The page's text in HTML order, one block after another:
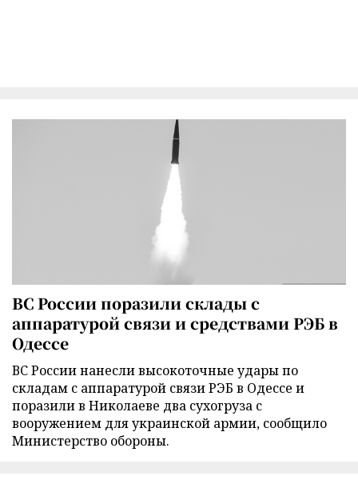
ВС России поразили склады с
аппаратурой связи и средствами РЭБ в
Одессе
ВС России нанесли высокоточные удары по
складам с аппаратурой связи РЭБ в Одессе и
поразили в Николаеве два сухогруза с
вооружением для украинской армии, сообщило
Министерство обороны.